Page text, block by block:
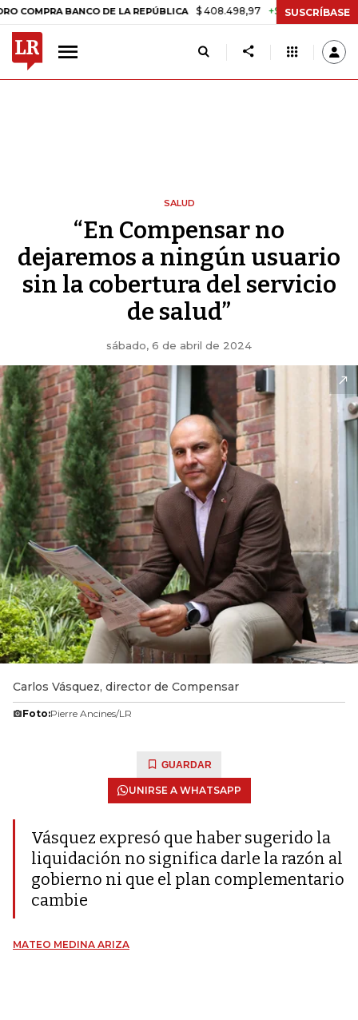
BANCO DE LA REPÚBLICA $ 408.498,97 +$ 8.753,81 +2,19%
SUSCRÍBASE
SALUD
“En Compensar no
dejaremos a ningún usuario
sin la cobertura del servicio
de salud”
sábado, 6 de abril de 2024
Carlos Vásquez, director de Compensar
Foto:Pierre Ancines/LR
GUARDAR
UNIRSE A WHATSAPP
Vásquez expresó que haber sugerido la
liquidación no significa darle la razón al
gobierno ni que el plan complementario
cambie
MATEO MEDINA ARIZA